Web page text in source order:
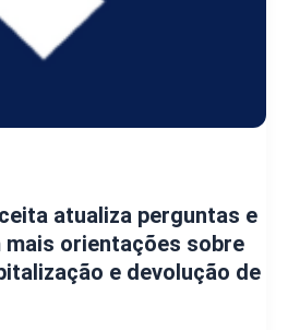
atualiza perguntas e
orientações sobre
e devolução de